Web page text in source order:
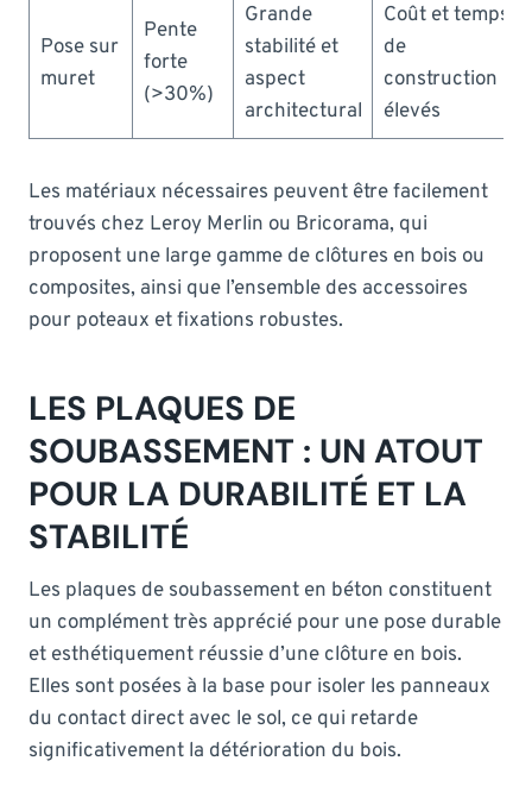
Pose sur
muret
Pente
forte
(>30%)
Grande
stabilité et
aspect
architectural
Coût et temps
de
construction
élevés
Les matériaux nécessaires peuvent être facilement
trouvés chez Leroy Merlin ou Bricorama, qui
proposent une large gamme de clôtures en bois ou
composites, ainsi que l’ensemble des accessoires
pour poteaux et fixations robustes.
LES PLAQUES DE
SOUBASSEMENT : UN ATOUT
POUR LA DURABILITÉ ET LA
STABILITÉ
Les plaques de soubassement en béton constituent
un complément très apprécié pour une pose durable
et esthétiquement réussie d’une clôture en bois.
Elles sont posées à la base pour isoler les panneaux
du contact direct avec le sol, ce qui retarde
significativement la détérioration du bois.